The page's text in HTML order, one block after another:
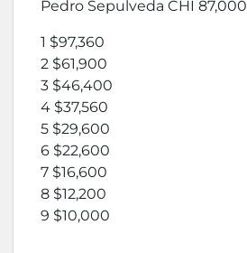
Pedro Sepulveda CHI 87,000
1 $97,360
2 $61,900
3 $46,400
4 $37,560
5 $29,600
6 $22,600
7 $16,600
8 $12,200
9 $10,000